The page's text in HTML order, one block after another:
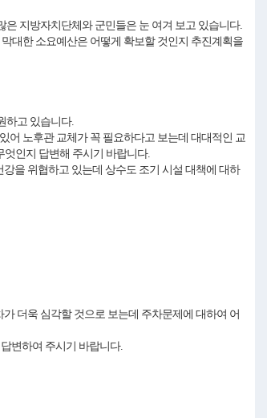
지방자치단체와 군민들은 눈 여겨 보고 있습니다.
대한 소요예산은 어떻게 확보할 것인지 추진계획을
하고 있습니다.
어 노후관 교체가 꼭 필요하다고 보는데 대대적인 교
엇인지 답변해 주시기 바랍니다.
을 위협하고 있는데 상수도 조기 시설 대책에 대하
더욱 심각할 것으로 보는데 주차문제에 대하여 어
변하여 주시기 바랍니다.